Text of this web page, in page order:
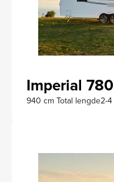
Imperial
940 cm Total lengde2-